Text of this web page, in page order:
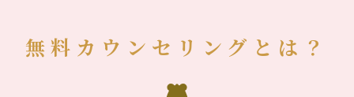
無料カウンセリングとは？